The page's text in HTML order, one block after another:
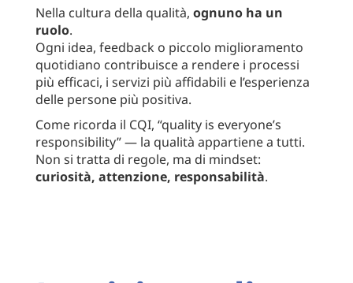
Nella cultura della qualità, ognuno ha un
ruolo.
Ogni idea, feedback o piccolo miglioramento
quotidiano contribuisce a rendere i processi
più efficaci, i servizi più affidabili e l’esperienza
delle persone più positiva.
Come ricorda il CQI, “quality is everyone’s
responsibility” — la qualità appartiene a tutti.
Non si tratta di regole, ma di mindset:
curiosità, attenzione, responsabilità.